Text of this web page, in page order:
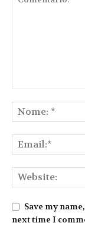
Save my
next time I